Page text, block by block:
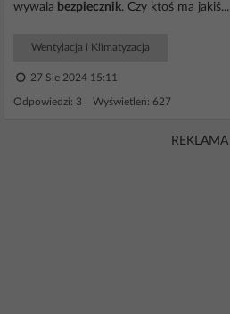
wywala bezpiecznik. Czy ktoś ma jakiś...
Wentylacja i Klimatyzacja
27 Sie 2024 15:11
Odpowiedzi: 3 Wyświetleń: 627
REKLAMA